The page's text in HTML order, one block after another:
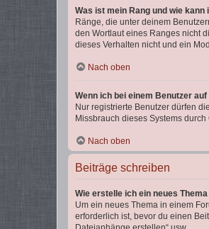
Was ist mein Rang und wie kann
Ränge, die unter deinem
den Wortlaut eines Ranges nicht
dieses Verhalten nicht und ein
Nach oben
Wenn ich bei einem Benutzer
Nur registrierte Benutzer dürfen
Missbrauch dieses Systems
Nach oben
Beiträge schreiben
Wie erstelle ich ein neues
Um ein neues Thema in einem
erforderlich ist, bevor du einen